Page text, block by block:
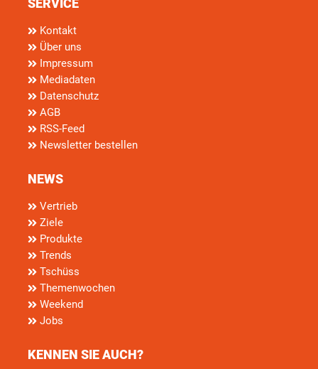
SERVICE
Kontakt
Über uns
Impressum
Mediadaten
Datenschutz
AGB
RSS-Feed
Newsletter bestellen
NEWS
Vertrieb
Ziele
Produkte
Trends
Tschüss
Themenwochen
Weekend
Jobs
KENNEN SIE AUCH?